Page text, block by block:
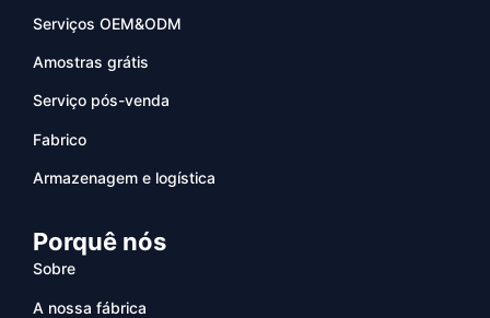
Serviços OEM&ODM
Amostras grátis
Serviço pós-venda
Fabrico
Armazenagem e logística
Porquê nós
Sobre
A nossa fábrica